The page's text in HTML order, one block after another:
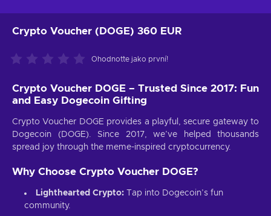
Crypto Voucher (DOGE) 360 EUR
Ohodnoťte jako první!
Crypto Voucher DOGE – Trusted Since 2017: Fun
and Easy Dogecoin Gifting
Crypto Voucher DOGE provides a playful, secure gateway to
Dogecoin (DOGE). Since 2017, we’ve helped thousands
spread joy through the meme-inspired cryptocurrency.
Why Choose Crypto Voucher DOGE?
Lighthearted Crypto: Tap into Dogecoin’s fun
community.